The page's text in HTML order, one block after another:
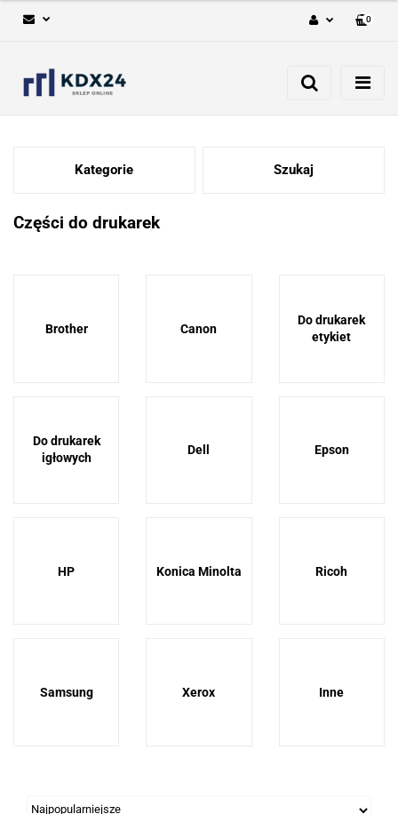
Zarejestruj się
0
Kategorie Szukaj
Części do drukarek
Brother Canon
Do drukarek
etykiet
Do drukarek
igłowych
Dell Epson
HP Konica Minolta Ricoh
Samsung Xerox Inne